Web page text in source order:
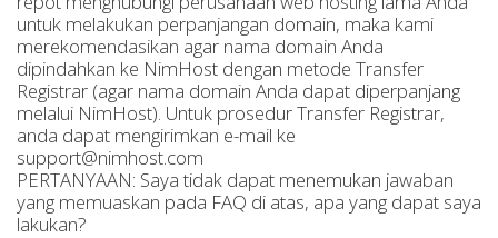
untuk melakukan perpanjangan domain, maka kami
merekomendasikan agar nama domain Anda
dipindahkan ke NimHost dengan metode Transfer
Registrar (agar nama domain Anda dapat diperpanjang
melalui NimHost). Untuk prosedur Transfer Registrar,
anda dapat mengirimkan e-mail ke
support@nimhost.com
PERTANYAAN: Saya tidak dapat menemukan jawaban
yang memuaskan pada FAQ di atas, apa yang dapat saya
lakukan?